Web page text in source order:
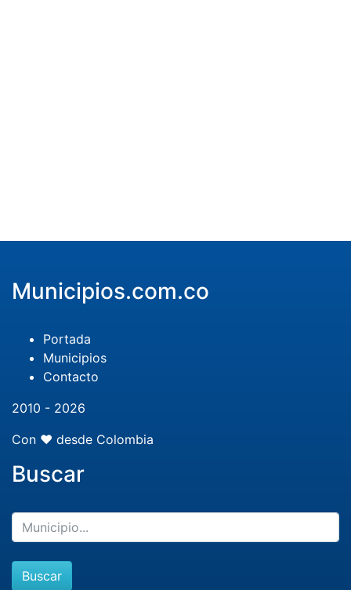
Municipios.com.co
Portada
Municipios
Contacto
2010 - 2026
Con ❤️ desde Colombia
Buscar
Buscar